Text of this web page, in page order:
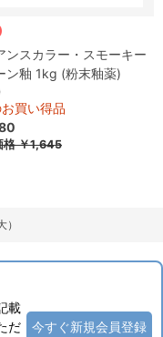
ンスカラー・スモーキー
ン釉 1kg (粉末釉薬)
買い得品
格￥1,645
）
載
だ
今すぐ新規会員登録